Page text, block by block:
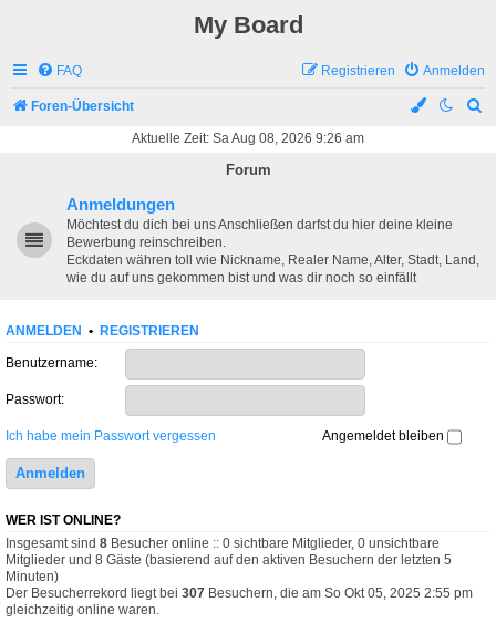
My Board
FAQ Anmelden
Registrieren
Foren-Übersicht
Aktuelle Zeit: Sa Aug 08, 2026 9:26 am
Forum
Anmeldungen
Möchtest du dich bei uns Anschließen darfst du hier deine kleine
Bewerbung reinschreiben.
Eckdaten währen toll wie Nickname, Realer Name, Alter, Stadt, Land,
wie du auf uns gekommen bist und was dir noch so einfällt
ANMELDEN • REGISTRIEREN
Benutzername:
Passwort:
Ich habe mein Passwort vergessen Angemeldet bleiben
WER IST ONLINE?
Insgesamt sind 8 Besucher online :: 0 sichtbare Mitglieder, 0 unsichtbare
Mitglieder und 8 Gäste (basierend auf den aktiven Besuchern der letzten 5
Minuten)
Der Besucherrekord liegt bei 307 Besuchern, die am So Okt 05, 2025 2:55 pm
gleichzeitig online waren.